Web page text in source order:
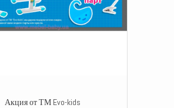
Акция от ТМ Evo-kids